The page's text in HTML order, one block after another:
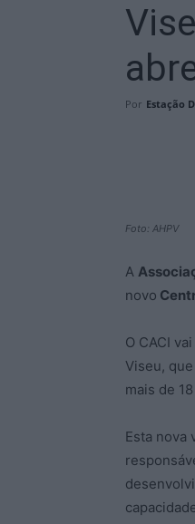
Por Estação
Foto: AHPV
A
novo
O CACI
Viseu,
mais de
Esta nova